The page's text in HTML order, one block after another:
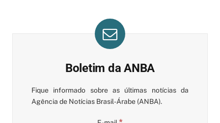
Boletim da ANBA
Fique informado sobre as últimas notícias da
Agência de Notícias Brasil-Árabe (ANBA).